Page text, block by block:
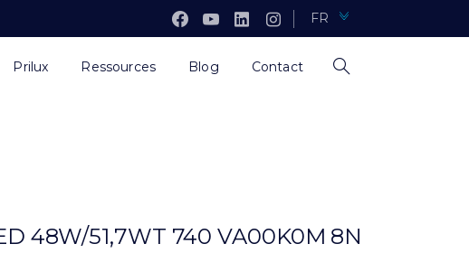
FR
Prilux Ressources Blog Contact
48W/51,7WT 740 VA00K0M 8N